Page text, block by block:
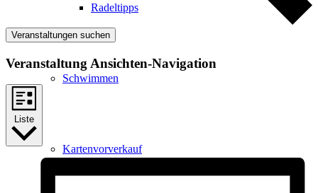
Radeltipps
Schwimmen
Kartenvorverkauf
Veranstaltungen suchen
Veranstaltung Ansichten-Navigation
Liste